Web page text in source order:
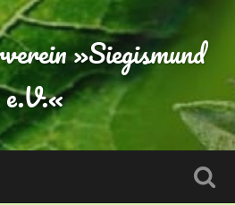
»Siegismund
e.V.«